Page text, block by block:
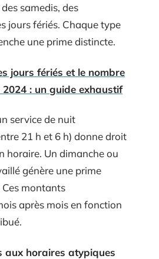
samedis, des
jours fériés. Chaque type
une prime distincte.
jours fériés et le nombre
: un guide exhaustif
service de nuit
21 h et 6 h) donne droit
horaire. Un dimanche ou
génère une prime
montants
après mois en fonction
aux horaires atypiques